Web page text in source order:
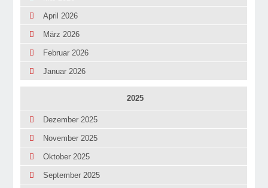
April 2026
März 2026
Februar 2026
Januar 2026
2025
Dezember 2025
November 2025
Oktober 2025
September 2025